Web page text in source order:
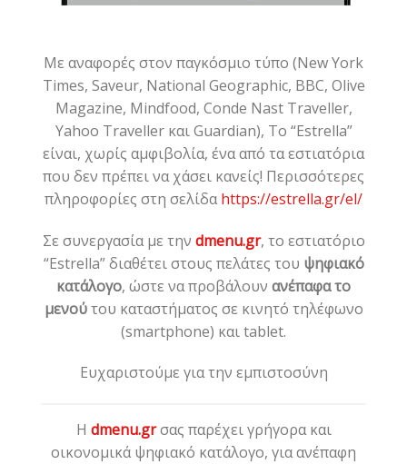
Με αναφορές στον παγκόσμιο τύπο (New York
Times, Saveur, National Geographic, BBC, Olive
Magazine, Mindfood, Conde Nast Traveller,
Yahoo Traveller και Guardian), Το “Estrella”
είναι, χωρίς αμφιβολία, ένα από τα εστιατόρια
που δεν πρέπει να χάσει κανείς! Περισσότερες
πληροφορίες στη σελίδαhttps://estrella.gr/el/
Σε συνεργασία με την dmenu.gr, το εστιατόριο
“Estrella” διαθέτει στους πελάτες του ψηφιακό
κατάλογο, ώστε να προβάλουν ανέπαφα το
μενούτου καταστήματος σε κινητό τηλέφωνο
(smartphone) και tablet.
Ευχαριστούμε για την εμπιστοσύνη
Η dmenu.grσας παρέχει γρήγορα και
οικονομικά ψηφιακό κατάλογο, για ανέπαφη